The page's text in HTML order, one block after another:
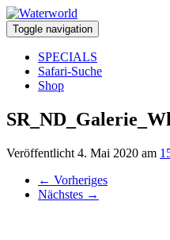
Toggle navigation
SPECIALS
Safari-Suche
Shop
Veröffentlicht 4. Mai 2020 am
← Vorheriges
Nächstes →